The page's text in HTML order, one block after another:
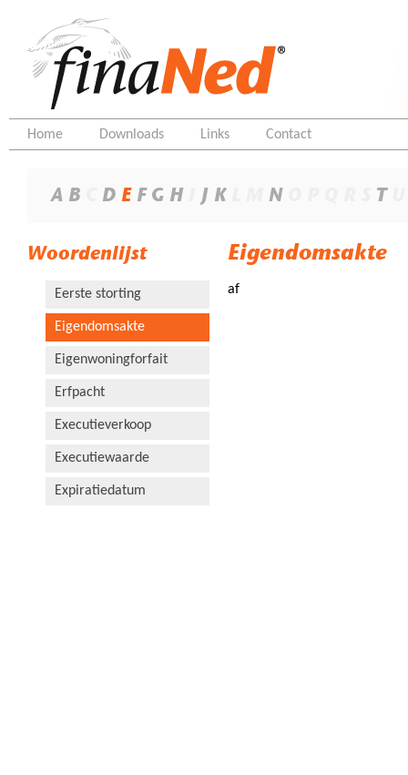
Home Downloads Links Contact
A B D E F G H J K N T
Woordenlijst
Eerste storting
Eigendomsakte
Eigenwoningforfait
Erfpacht
Executieverkoop
Executiewaarde
Expiratiedatum
Eigendomsakte
af